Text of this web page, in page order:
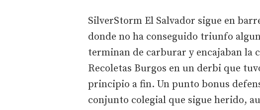
SilverStorm El Salvador sigue en
donde no ha conseguido triunfo
terminan de carburar y encajaban la
Recoletas Burgos en un derbi que
principio a fin. Un punto bonus
conjunto colegial que sigue herido,